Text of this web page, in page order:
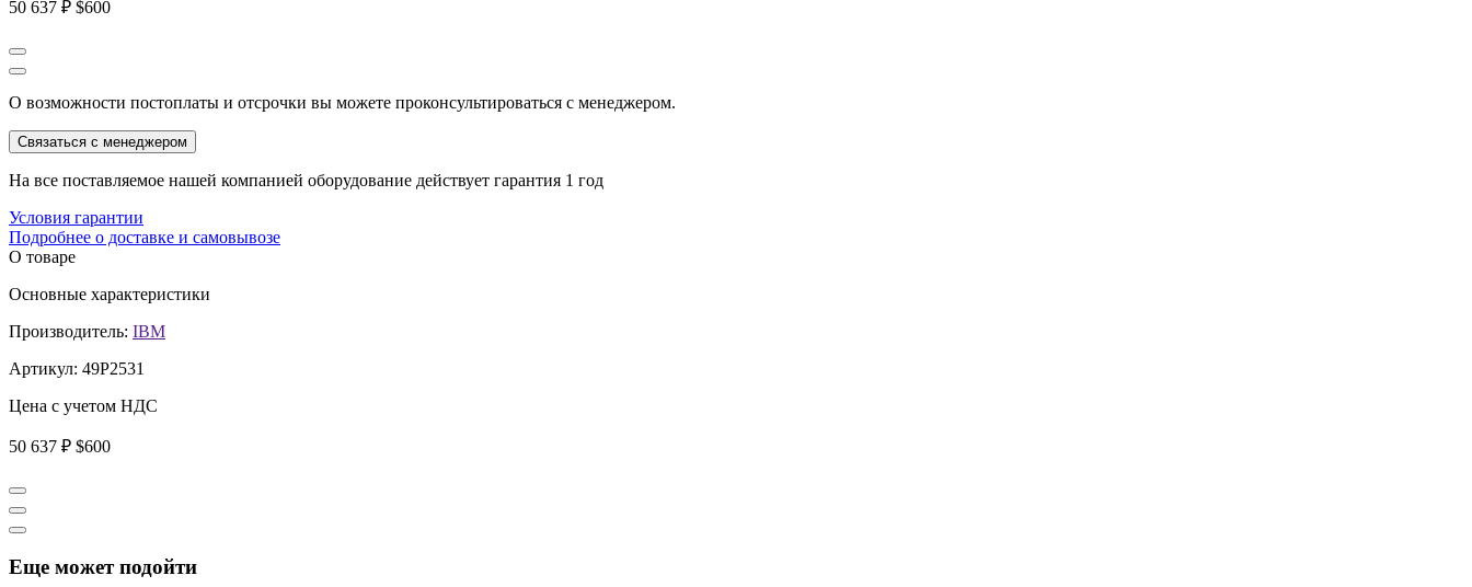
50 637 ₽ $600
О возможности постоплаты и отсрочки вы можете проконсультироваться с менеджером.
Связаться с менеджером
На все поставляемое нашей компанией оборудование действует гарантия 1 год
Условия гарантии
Подробнее о доставке и самовывозе
О товаре
Основные характеристики
Производитель: IBM
Артикул: 49P2531
Цена с учетом НДС
50 637 ₽ $600
Еще может подойти